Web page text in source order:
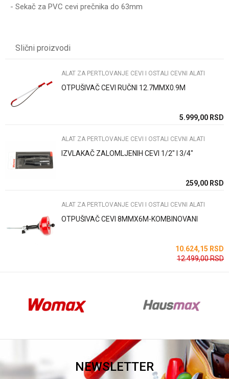
- Sekač za PVC cevi prečnika do 63mm
Poruka
Slični proizvodi
ALAT ZA PERTLOVANJE CEVI I OSTALI CEVNI ALATI
OTPUŠIVAČ CEVI RUČNI 12.7MMX0.9M
5.999,00 RSD
ALAT ZA PERTLOVANJE CEVI I OSTALI CEVNI ALATI
IZVLAKAČ ZALOMLJENIH CEVI 1/2" I 3/4"
259,00 RSD
ALAT ZA PERTLOVANJE CEVI I OSTALI CEVNI ALATI
OTPUŠIVAČ CEVI 8MMX6M-KOMBINOVANI
10.624,15 RSD
12.499,00RSD
NEWSLETTER